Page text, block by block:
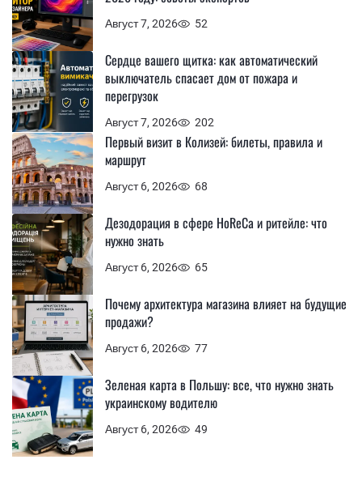
Август 7, 2026 52
Август 7, 2026 202
Сердце вашего щитка: как автоматический
выключатель спасает дом от пожара и
перегрузок
Август 6, 2026 68
Первый визит в Колизей: билеты, правила и
маршрут
Август 6, 2026 65
Дезодорация в сфере HoReCa и ритейле: что
нужно знать
Август 6, 2026 77
Почему архитектура магазина влияет на будущие
продажи?
Август 6, 2026 49
Зеленая карта в Польшу: все, что нужно знать
украинскому водителю